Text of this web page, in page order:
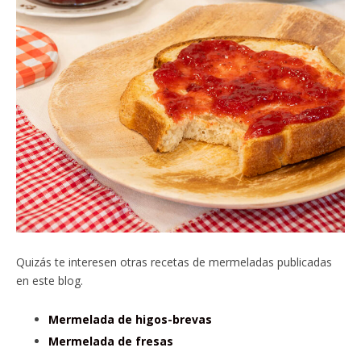
Quizás te interesen otras recetas de mermeladas publicadas
en este blog.
Mermelada de higos-brevas
Mermelada de fresas